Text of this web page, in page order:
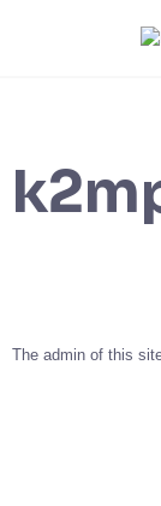
The admin of this